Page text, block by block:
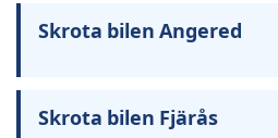
Skrota bilen Angered
Skrota bilen Fjärås